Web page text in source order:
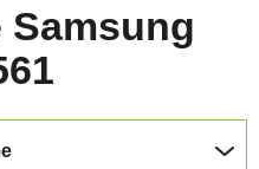
Samsung